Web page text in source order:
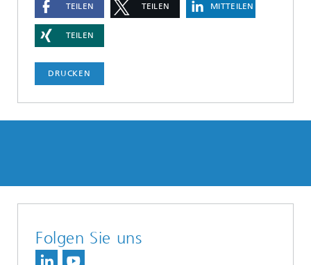
TEILEN TEILEN MITTEILEN
TEILEN
DRUCKEN
Folgen Sie uns